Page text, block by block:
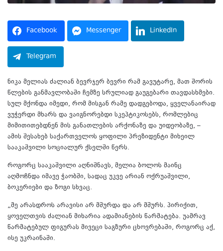
Facebook Messenger LinkedIn
Telegram
ნიკა მელიას ძალიან ბევრჯერ ბევრი რამ გავუტარე, მათ შორის
წლების განმავლობაში ჩემზე სრულიად გაუგებარი თავდასხმები.
სულ მქონდა იმედი, რომ მისგან რამე დადგებოდა, ყველანაირად
ვუჭერდი მხარს და ვაიგნორებდი სკეპტიკოსებს, რომლებიც
მიმითითებდნენ მის განათლების არქონაზე და უიდეობაზე, –
ამის შესახებ საქართველოს ყოფილი პრეზიდენტი მიხეილ
სააკაშვილი სოციალურ ქსელში წერს.
როგორც სააკაშვილი აღნიშნავს, მელია ბოლოს მაინც
აღმოჩნდა იმავე ჭაობში, სადაც უკვე არიან ოქრუაშვილი,
ბოკერიები და ზოგი სხვაც.
„მე არასდროს არავისი არ მშურდა და არ მშურს. პირიქით,
ყოველთვის ძალიან მიხარია ადამიანების წარმატება. უამრავ
წარმატებულ ფიგურას მივეცი საგზური ცხოვრებაში, როგორც აქ,
ისე უკრაინაში.